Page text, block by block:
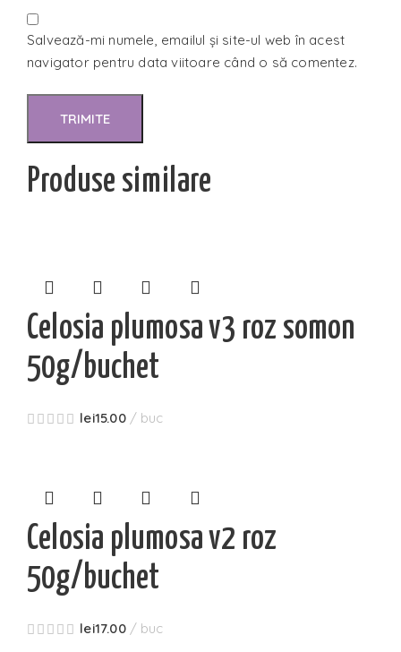
Salvează-mi numele, emailul și site-ul web în acest
navigator pentru data viitoare când o să comentez.
Produse similare
Celosia plumosa v3 roz somon
50g/buchet
lei15.00 buc
Celosia plumosa v2 roz
50g/buchet
lei17.00 buc